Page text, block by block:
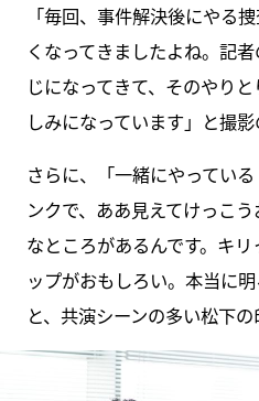
「毎回、事件解決後にやる
くなってきましたよね。記
じになってきて、そのやり
しみになっています」と撮影
さらに、「一緒にやってい
ンクで、ああ見えてけっこ
なところがあるんです。キ
ップがおもしろい。本当に
と、共演シーンの多い松下の